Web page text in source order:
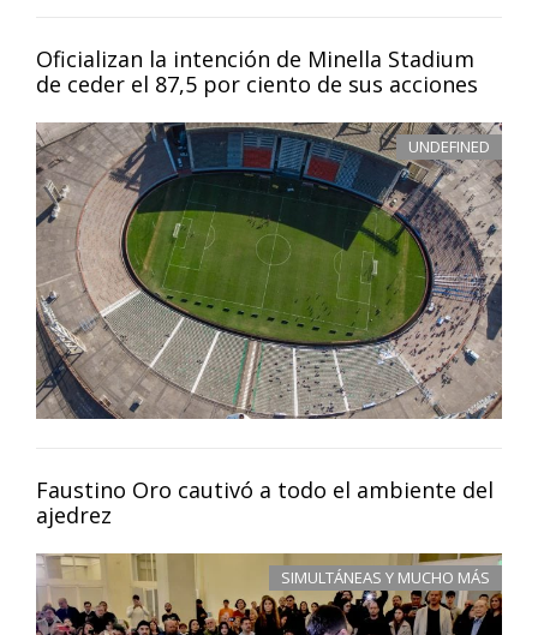
Oficializan la intención de Minella Stadium
de ceder el 87,5 por ciento de sus acciones
UNDEFINED
Faustino Oro cautivó a todo el ambiente del
ajedrez
SIMULTÁNEAS Y MUCHO MÁS